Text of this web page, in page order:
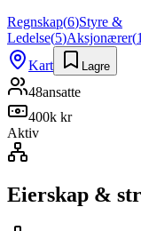
Regnskap(6)Styre &
Ledelse(5)Aksjonærer(1
Kart
Lagre
48ansatte
400k kr
Aktiv
Eierskap &